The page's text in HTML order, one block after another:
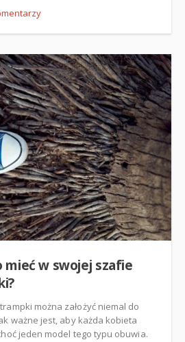
mieć w swojej szafie
można założyć niemal do
ważne jest, aby każda kobieta
jeden model tego typu obuwia.